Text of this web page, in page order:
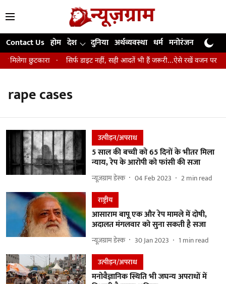
Contact Us होम देश दुनिया अर्थव्यवस्था धर्म मनोरंजन खेल
छुटकारा सिर्फ डाइट नहीं, सही आदतें भी हैं जरूरी...ऐसे रखें वजन पर
rape cases
उत्पीड़न/अपराध
5 साल की बच्ची को 65 दिनों के भीतर मिला
न्याय, रेप के आरोपी को फांसी की सजा
न्यूज़ग्राम डेस्क 04 Feb 2023 2min read
राष्ट्रीय
आसाराम बापू एक और रेप मामले में दोषी,
अदालत मंगलवार को सुना सकती है सजा
न्यूज़ग्राम डेस्क 30 Jan 2023 1 min read
उत्पीड़न/अपराध
मनोवैज्ञानिक स्थिति भी जघन्य अपराधों में